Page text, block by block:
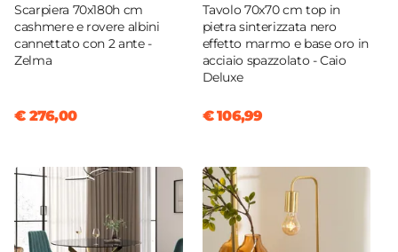
Scarpiera 70x180h cm
cashmere e rovere albini
cannettato con 2 ante -
Zelma
€ 276,00
Tavolo 70x70 cm top in
pietra sinterizzata nero
effetto marmo e base oro in
acciaio spazzolato - Caio
Deluxe
€ 106,99